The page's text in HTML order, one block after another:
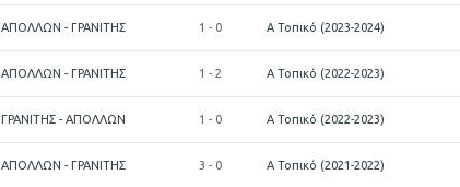
ΑΠΟΛΛΩΝ - ΓΡΑΝΙΤΗΣ 1 - 0 Α Τοπικό (2023-2024)
ΑΠΟΛΛΩΝ - ΓΡΑΝΙΤΗΣ 1 - 2 Α Τοπικό (2022-2023)
ΓΡΑΝΙΤΗΣ - ΑΠΟΛΛΩΝ 1 - 0 Α Τοπικό (2022-2023)
ΑΠΟΛΛΩΝ - ΓΡΑΝΙΤΗΣ 3 - 0 Α Τοπικό (2021-2022)